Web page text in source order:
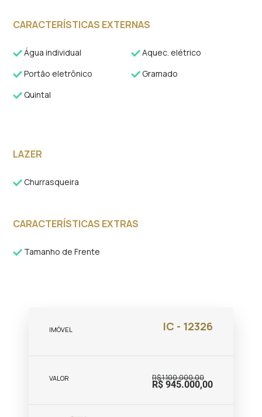
CARACTERÍSTICAS EXTERNAS
Água individual
Aquec. elétrico
Portão eletrônico
Gramado
Quintal
LAZER
Churrasqueira
CARACTERÍSTICAS EXTRAS
Tamanho de Frente
IMÓVEL IC - 12326
VALOR R$ 1.100.000,00
R$ 945.000,00